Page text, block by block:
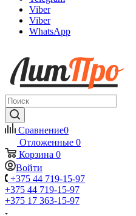
Viber
Viber
WhatsApp
Сравнение0
Отложенные 0
Корзина 0
Войти
+375 44 719-15-97
+375 44 719-15-97
+375 17 363-15-97